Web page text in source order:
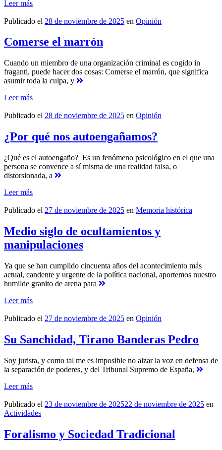
Leer más
Publicado el 28 de noviembre de 2025 en Opinión
Comerse el marrón
Cuando un miembro de una organización criminal es cogido in
fraganti, puede hacer dos cosas: Comerse el marrón, que significa
asumir toda la culpa, y
Leer más
Publicado el 28 de noviembre de 2025 en Opinión
¿Por qué nos autoengañamos?
¿Qué es el autoengaño? Es un fenómeno psicológico en el que una
persona se convence a sí misma de una realidad falsa, o
distorsionada, a
Leer más
Publicado el 27 de noviembre de 2025 en Memoria histórica
Medio siglo de ocultamientos y
manipulaciones
Ya que se han cumplido cincuenta años del acontecimiento más
actual, candente y urgente de la política nacional, aportemos nuestro
humilde granito de arena para
Leer más
Publicado el 27 de noviembre de 2025 en Opinión
Su Sanchidad, Tirano Banderas Pedro
Soy jurista, y como tal me es imposible no alzar la voz en defensa de
la separación de poderes, y del Tribunal Supremo de España,
Leer más
Publicado el 23 de noviembre de 202522 de noviembre de 2025 en
Actividades
Foralismo y Sociedad Tradicional